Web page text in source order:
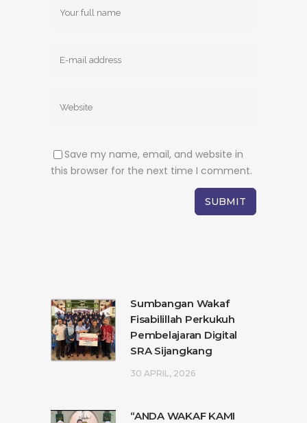
Save my name, email, and website in
this browser for the next time I comment.
Sumbangan Wakaf
Fisabilillah Perkukuh
Pembelajaran Digital
SRA Sijangkang
30 APRIL, 2026
“ANDA WAKAF KAMI